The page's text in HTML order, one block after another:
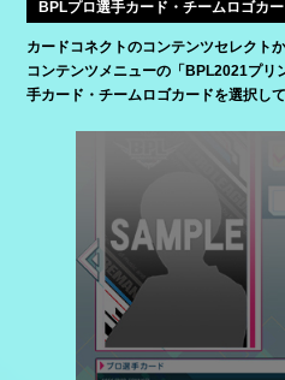
BPLプロ選手カード・チームロゴカ
カードコネクトのコンテンツセレクト
コンテンツメニューの「BPL2021プリ
手カード・チームロゴカードを選択し